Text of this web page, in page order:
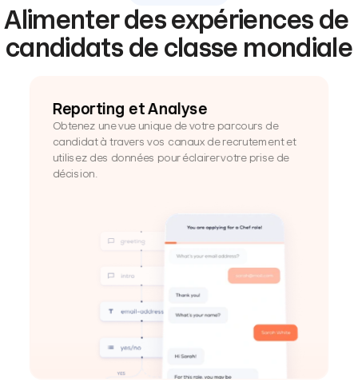
Alimenter des expériences de
candidats de classe mondiale
Reporting et Analyse
Obtenez une vue unique de votre parcours de
candidat à travers vos canaux de recrutement et
utilisez des données pour éclairer votre prise de
décision.